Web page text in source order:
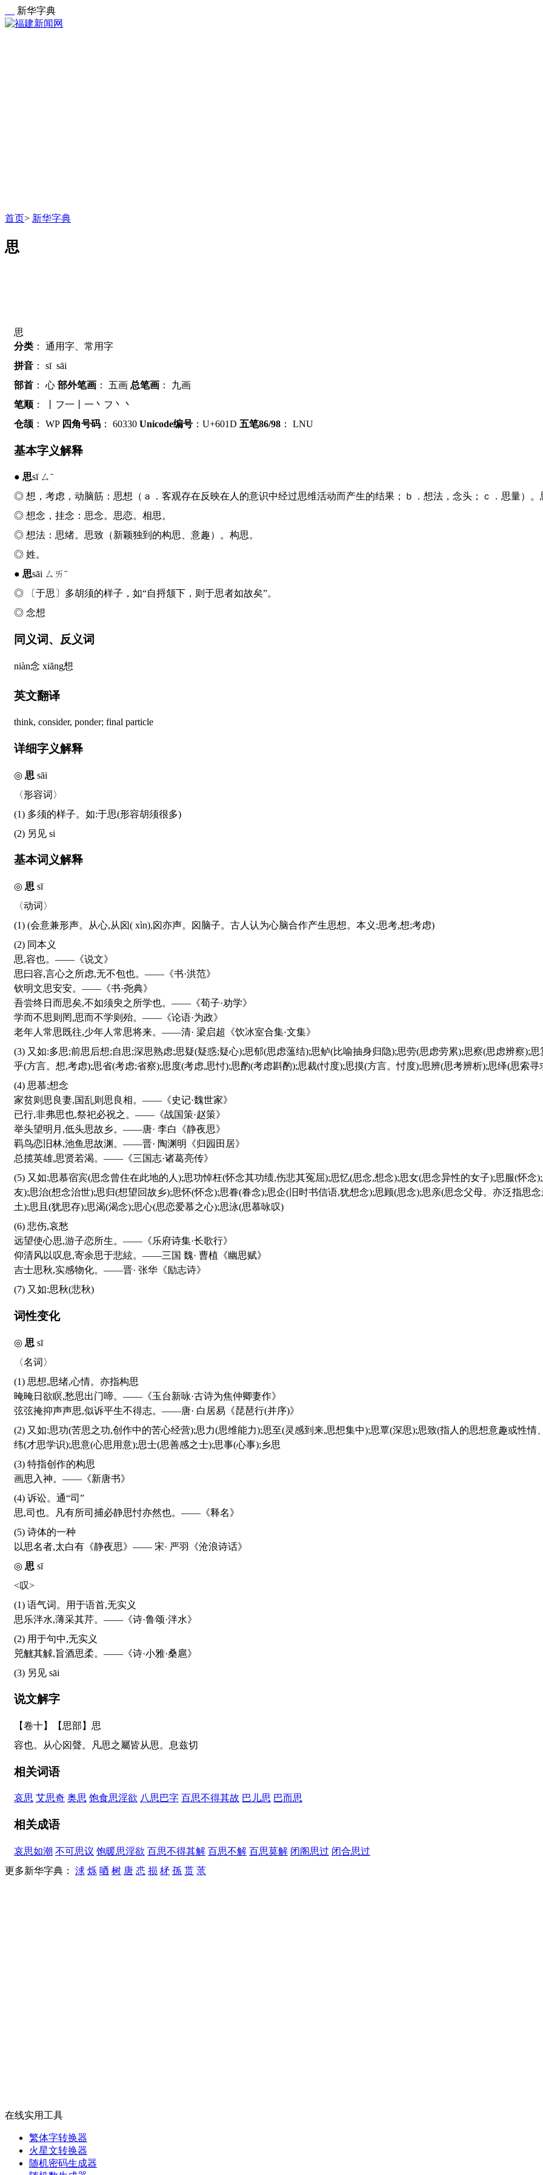
新华字典
首页> 新华字典
思
思
分类 ： 通用字、常用字
拼音 ： sī sāi
部首 ： 心 部外笔画 ： 五画 总笔画 ： 九画
笔顺 ：
丨フ一丨一丶フ丶丶
仓颉 ： WP 四角号码 ： 60330 Unicode编号 ：U+601D 五笔86/98 ： LNU
基本字义解释
思sī ㄙˉ
◎ 想，考虑，动脑筋： 思想（ａ．客观存在反映在人的意识中经过思维活动而产生的结果；ｂ．想法，念头；ｃ．思量）。
◎ 想念，挂念： 思念。 思恋。相思。
◎ 想法： 思绪。 思致（新颖独到的构思、意趣）。构思。
◎ 姓。
思sāi ㄙㄞˉ
◎ 〔于思 〕多胡须的样子，如“自捋颔下，则 于思者如故矣”。
◎ 念想
同义词、反义词
niàn念 xiăng想
英文翻译
think, consider, ponder; final particle
详细字义解释
思 sāi
〈形容词〉
(1) 多须的样子。如:于思(形容胡须很多)
(2) 另见 si
基本词义解释
思 sī
〈动词〉
(1) (会意兼形声。从心,从囟( xìn),囟亦声。囟脑子。古人认为心脑合作产生思想。本义:思考,想;考虑)
(2) 同本义
思,容也。——《说文》
思曰容,言心之所虑,无不包也。——《书·洪范》
钦明文思安安。——《书·尧典》
吾尝终日而思矣,不如须臾之所学也。——《荀子·劝学》
学而不思则罔,思而不学则殆。——《论语·为政》
老年人常思既往,少年人常思将来。——清· 梁启超《饮冰室合集·文集》
(3) 又如:多思;前思后想;自思;深思熟虑;思疑(疑惑;疑心);思郁(思虑薀结);思鲈(比喻抽身归隐);思劳(思虑劳累);思察(思虑辨察);思算(思量盘算;考虑);思忖(细细考虑,揣度);思惟(思索;考虑);思
乎(方言。想,考虑);思省(考虑;省察);思度(考虑,思忖);思酌(考虑斟酌);思裁(忖度);思摸(方言。忖度);思辨(思考辨析);思绎(思索寻
(4) 思慕;想念
家贫则思良妻,国乱则思良相。——《史记·魏世家》
已行,非弗思也,祭祀必祝之。——《战国策·赵策》
举头望明月,低头思故乡。——唐· 李白《静夜思》
羁鸟恋旧林,池鱼思故渊。——晋· 陶渊明《归园田居》
总揽英雄,思贤若渴。——《三国志·诸葛亮传》
(5) 又如:思慕宿宾(思念曾住在此地的人);思功悼枉(怀念其功绩,伤悲其冤屈);思忆(思念,想念);思女(思念异性的女子);思服(怀念);思齐(思慕贤者的风范而效法之,使与之等齐);思旧(思念旧
友);思治(想念治世);思归(想望回故乡);思怀(怀念);思眷(眷念);思企(旧时书信语,犹想念);思顾(思念);思亲(思念父母。亦泛指思
土);思且(犹思存);思渴(渴念);思心(思恋爱慕之心);思泳(思慕咏叹)
(6) 悲伤,哀愁
远望使心思,游子恋所生。——《乐府诗集·长歌行》
仰清风以叹息,寄余思于悲絃。——三国 魏· 曹植《幽思赋》
吉士思秋,实感物化。——晋· 张华《励志诗》
(7) 又如:思秋(悲秋)
词性变化
思 sī
〈名词〉
(1) 思想,思绪,心情。亦指构思
晻晻日欲瞑,愁思出门啼。——《玉台新咏·古诗为焦仲卿妻作》
弦弦掩抑声声思,似诉平生不得志。——唐· 白居易《琵琶行(并序)》
(2) 又如:思功(苦思之功,创作中的苦心经营);思力(思维能力);思至(灵感到来,思想集中);思覃(深思);思致(指人的思想意趣或性情、才思);思理(构思;思辨能力;思致,才思情致);思综(才思);思
纬(才思学识);思意(心思用意);思士(思善感之士);思事(心事);乡思
(3) 特指创作的构思
画思入神。——《新唐书》
(4) 诉讼。通“司”
思,司也。凡有所司捕必静思忖亦然也。——《释名》
(5) 诗体的一种
以思名者,太白有《静夜思》—— 宋· 严羽《沧浪诗话》
思 sī
<叹>
(1) 语气词。用于语首,无实义
思乐泮水,薄采其芹。——《诗·鲁颂·泮水》
(2) 用于句中,无实义
兕觥其觩,旨酒思柔。——《诗·小雅·桑扈》
(3) 另见 sāi
说文解字
【卷十】【思部】 思
容也。从心囟聲。凡思之屬皆从思。息兹切
相关词语
哀思 艾思奇 奥思 饱食思淫欲 八思巴字 百思不得其故 巴儿思 巴而思
相关成语
哀思如潮 不可思议 饱暖思淫欲 百思不得其解 百思不解 百思莫解 闭阁思过 闭合思过
更多新华字典： 浗 烁 唒 树 唐 怷 损 柕 孫 贳 莍
在线实用工具
繁体字转换器
火星文转换器
随机密码生成器